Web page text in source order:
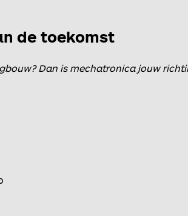
de toekomst
Dan is mechatronica jouw